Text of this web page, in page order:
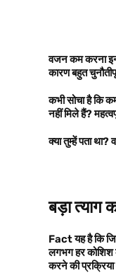
वजन कम करना
कारण
कभी सोचा है कि
नहीं मिले हैं?
क्या तुम्हें पता था?
बड़ा त्याग
Factयह है कि
लगभग हर कोशिश
करने की